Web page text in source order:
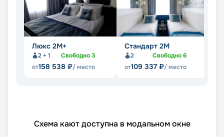
Люкс 2М+
2 + 1 Свободно3
от158 538 ₽/ место
Стандарт 2M
2 Свободно6
от109 337 ₽/ место
Схема кают доступна в модальном окне